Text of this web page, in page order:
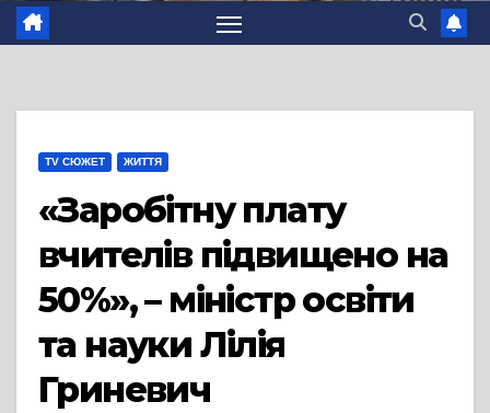
TV СЮЖЕТ ЖИТТЯ
«Заробітну плату
вчителів підвищено на
50%», – міністр освіти
та науки Лілія
Гриневич